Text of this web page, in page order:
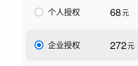
个人授权 68元
企业授权 272元